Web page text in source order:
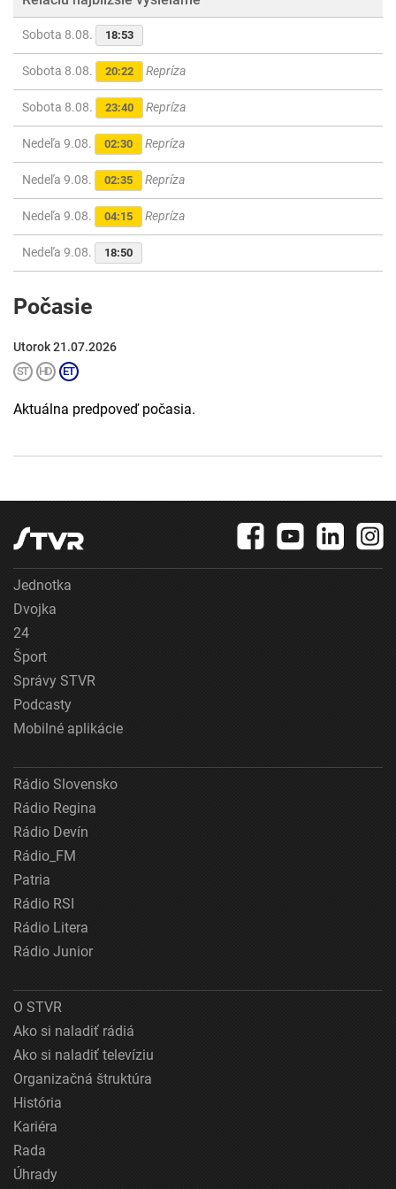
Sobota 8.08. 18:53
Sobota 8.08. 20:22 Repríza
Sobota 8.08. 23:40 Repríza
Nedeľa 9.08. 02:30 Repríza
Nedeľa 9.08. 02:35 Repríza
Nedeľa 9.08. 04:15 Repríza
Nedeľa 9.08. 18:50
Počasie
Utorok 21.07.2026
Aktuálna predpoveď počasia.
Jednotka
Dvojka
24
Šport
Správy STVR
Podcasty
Mobilné aplikácie
Rádio Slovensko
Rádio Regina
Rádio Devín
Rádio_FM
Patria
Rádio RSI
Rádio Litera
Rádio Junior
O STVR
Ako si naladiť rádiá
Ako si naladiť televíziu
Organizačná štruktúra
História
Kariéra
Rada
Úhrady